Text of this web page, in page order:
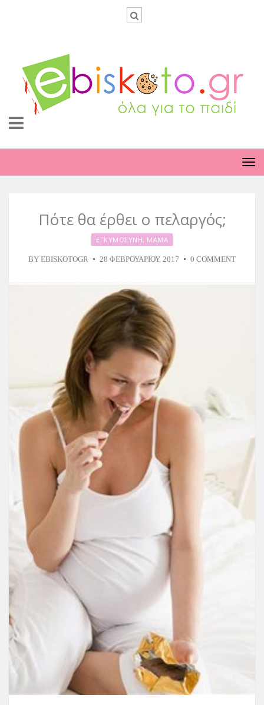
Πότε θα έρθει ο πελαργός;
ΕΓΚΥΜΟΣΥΝΗ, ΜΑΜΑ
BY EBISKOTOGR 28 ΦΕΒΡΟΥΑΡΊΟΥ, 2017 0 COMMENT